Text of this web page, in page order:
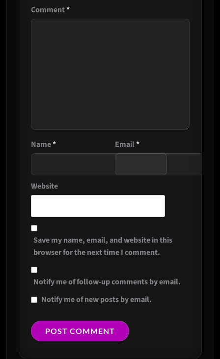
Comment*
Name* Email*
Website
Save my name, email, and website in this
browser for the next time I comment.
Notify me of follow-up comments by email.
Notify me of new posts by email.